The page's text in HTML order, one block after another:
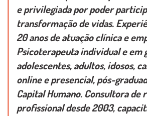
e privilegiada por poder
transformação de vidas.
20 anos de atuação clínica e
Psicoterapeuta individual e em
adolescentes, adultos, idosos,
online e presencial, pós-
Capital Humano. Consultora de
profissional desde 2003,